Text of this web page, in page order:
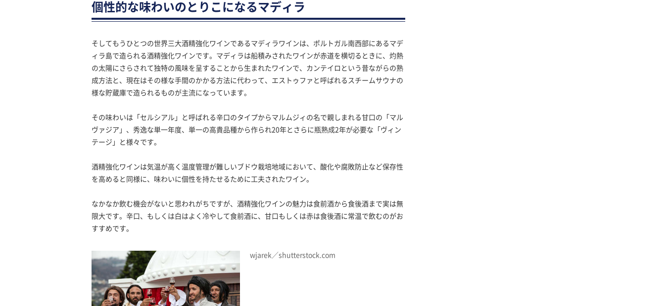
個性的な味わいのとりこになるマディラ
そしてもうひとつの世界三大酒精強化ワインであるマディラワインは、ポルトガル南西部にあるマデ
ィラ島で造られる酒精強化ワインです。マディラは船積みされたワインが赤道を横切るときに、灼熱
の太陽にさらされて独特の風味を呈することから生まれたワインで、カンテイロという昔ながらの熟
成方法と、現在はその様な手間のかかる方法に代わって、エストゥファと呼ばれるスチームサウナの
様な貯蔵庫で造られるものが主流になっています。
その味わいは「セルシアル」と呼ばれる辛口のタイプからマルムジィの名で親しまれる甘口の「マル
ヴァジア」、秀逸な単一年度、単一の高貴品種から作られ20年とさらに瓶熟成2年が必要な「ヴィン
テージ」と様々です。
酒精強化ワインは気温が高く温度管理が難しいブドウ栽培地域において、酸化や腐敗防止など保存性
を高めると同様に、味わいに個性を持たせるために工夫されたワイン。
なかなか飲む機会がないと思われがちですが、酒精強化ワインの魅力は食前酒から食後酒まで実は無
限大です。辛口、もしくは白はよく冷やして食前酒に、甘口もしくは赤は食後酒に常温で飲むのがお
すすめです。
wjarek／shutterstock.com